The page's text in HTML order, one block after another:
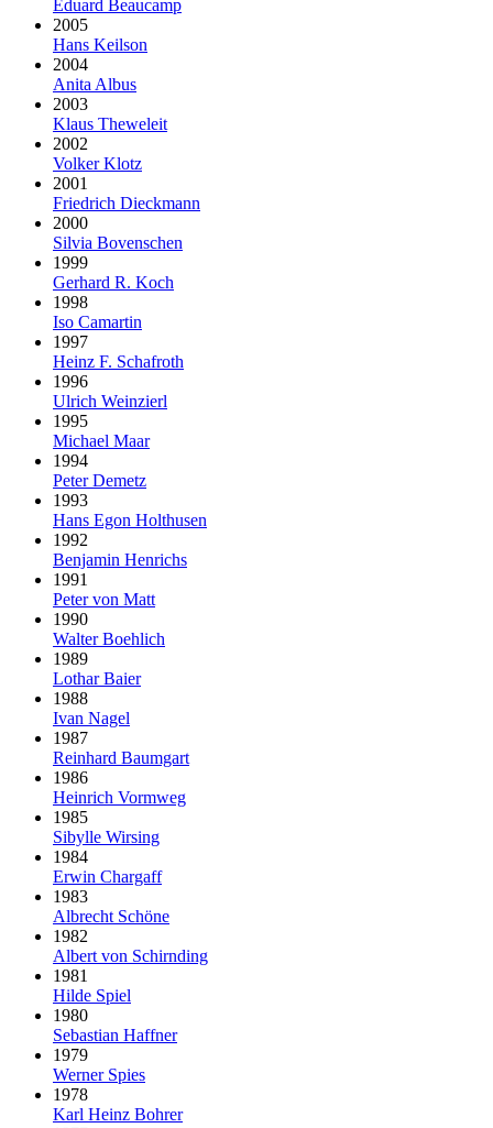
Eduard Beaucamp
2005
Hans Keilson
2004
Anita Albus
2003
Klaus Theweleit
2002
Volker Klotz
2001
Friedrich Dieckmann
2000
Silvia Bovenschen
1999
Gerhard R. Koch
1998
Iso Camartin
1997
Heinz F. Schafroth
1996
Ulrich Weinzierl
1995
Michael Maar
1994
Peter Demetz
1993
Hans Egon Holthusen
1992
Benjamin Henrichs
1991
Peter von Matt
1990
Walter Boehlich
1989
Lothar Baier
1988
Ivan Nagel
1987
Reinhard Baumgart
1986
Heinrich Vormweg
1985
Sibylle Wirsing
1984
Erwin Chargaff
1983
Albrecht Schöne
1982
Albert von Schirnding
1981
Hilde Spiel
1980
Sebastian Haffner
1979
Werner Spies
1978
Karl Heinz Bohrer